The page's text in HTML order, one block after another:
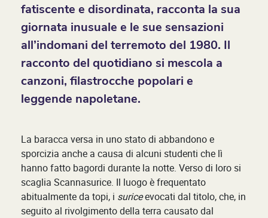
fatiscente e disordinata, racconta la sua
giornata inusuale e le sue sensazioni
all’indomani del terremoto del 1980. Il
racconto del quotidiano si mescola a
canzoni, filastrocche popolari e
leggende napoletane.
La baracca versa in uno stato di abbandono e
sporcizia anche a causa di alcuni studenti che lì
hanno fatto bagordi durante la notte. Verso di loro si
scaglia Scannasurice. Il luogo è frequentato
abitualmente da topi, i suriceevocati dal titolo, che, in
seguito al rivolgimento della terra causato dal